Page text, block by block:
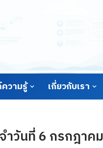
วามรู้ เกี่ยวกับเรา
ำวันที่ 6 กรกฎาคม